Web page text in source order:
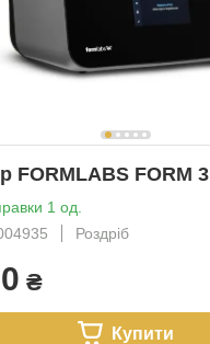
FORMLABS FORM 3
1 од.
Роздріб
₴
Купити